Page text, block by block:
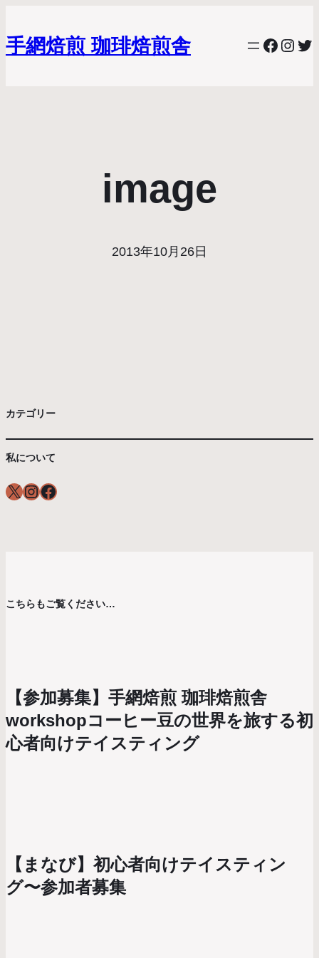
手網焙煎 珈琲焙煎舎
image
2013年10月26日
カテゴリー
私について
X InstagramFacebook
こちらもご覧ください…
【参加募集】手網焙煎 珈琲焙煎舎
workshopコーヒー豆の世界を旅する初
心者向けテイスティング
【まなび】初心者向けテイスティン
グ〜参加者募集